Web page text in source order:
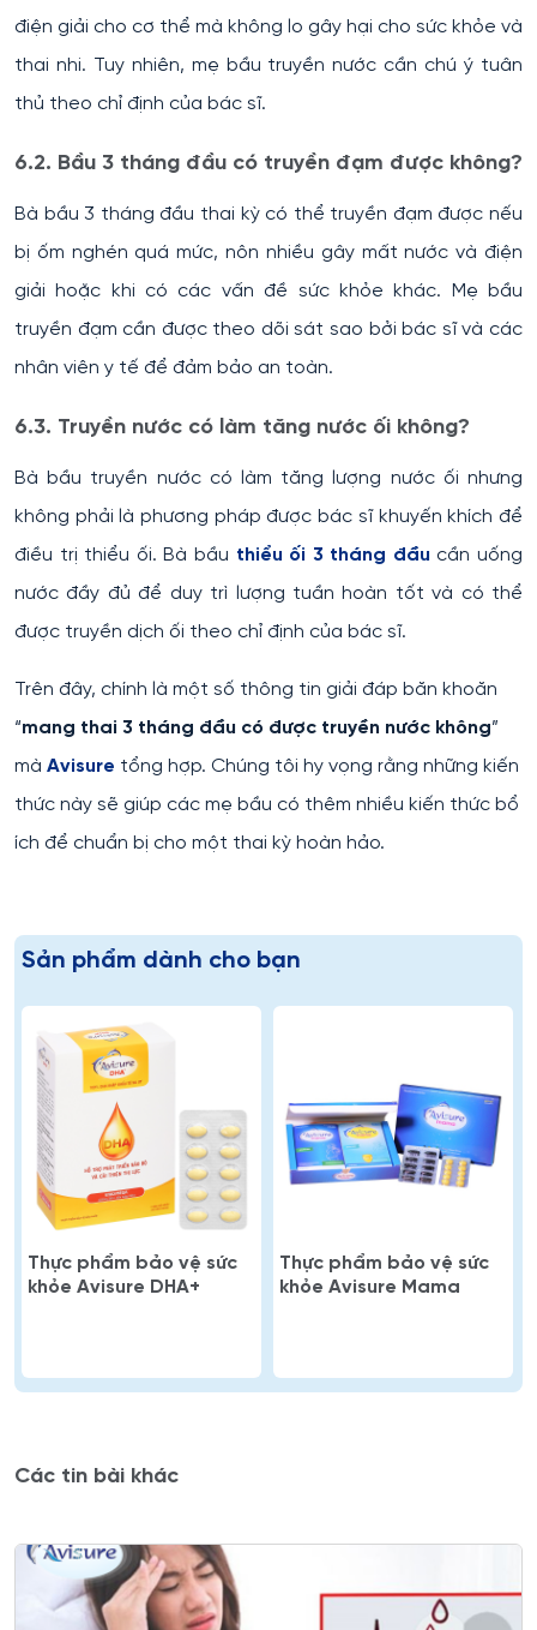
điện giải cho cơ thể mà không lo gây hại cho sức khỏe và
thai nhi. Tuy nhiên, mẹ bầu truyền nước cần chú ý tuân
thủ theo chỉ định của bác sĩ.
6.2. Bầu 3 tháng đầu có truyền đạm được không?
Bà bầu 3 tháng đầu thai kỳ có thể truyền đạm được nếu
bị ốm nghén quá mức, nôn nhiều gây mất nước và điện
giải hoặc khi có các vấn đề sức khỏe khác. Mẹ bầu
truyền đạm cần được theo dõi sát sao bởi bác sĩ và các
nhân viên y tế để đảm bảo an toàn.
6.3. Truyền nước có làm tăng nước ối không?
Bà bầu truyền nước có làm tăng lượng nước ối nhưng
không phải là phương pháp được bác sĩ khuyến khích để
điều trị thiểu ối. Bà bầu thiểu ối 3 tháng đầu cần uống
nước đầy đủ để duy trì lượng tuần hoàn tốt và có thể
được truyền dịch ối theo chỉ định của bác sĩ.
Trên đây, chính là một số thông tin giải đáp băn khoăn
“mang thai 3 tháng đầu có được truyền nước không”
mà Avisure tổng hợp. Chúng tôi hy vọng rằng những kiến
thức này sẽ giúp các mẹ bầu có thêm nhiều kiến thức bổ
ích để chuẩn bị cho một thai kỳ hoàn hảo.
Sản phẩm dành cho bạn
Thực phẩm bảo vệ sức
khỏe Avisure DHA+
Thực phẩm bảo vệ sức
khỏe Avisure Mama
Các tin bài khác